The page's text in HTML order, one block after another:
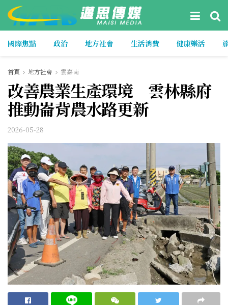
國際焦點 政治 地方社會 生活消費 健康樂活
首頁 地方社會 雲嘉南
改善農業生產環境 雲林縣府
推動崙背農水路更新
2026-05-28